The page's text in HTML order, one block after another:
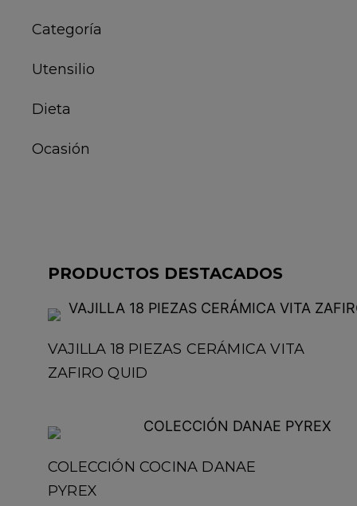
Categoría
Utensilio
Dieta
Ocasión
PRODUCTOS DESTACADOS
VAJILLA 18 PIEZAS CERÁMICA VITA
ZAFIRO QUID
COLECCIÓN COCINA DANAE
PYREX